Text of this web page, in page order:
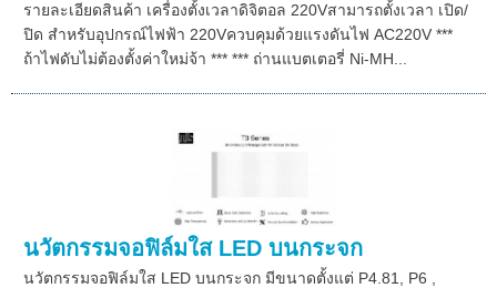
รายละเอียดสินค้า เครื่องตั้งเวลาดิจิตอล 220Vสามารถตั้งเวลา เปิด/
ปิด สำหรับอุปกรณ์ไฟฟ้า 220Vควบคุมด้วยแรงดันไฟ AC220V ***
ถ้าไฟดับไม่ต้องตั้งค่าใหม่จ้า *** *** ถ่านแบตเตอรี่ Ni-MH...
นวัตกรรมจอฟิล์มใส LED บนกระจก
นวัตกรรมจอฟิล์มใส LED บนกระจก มีขนาดตั้งแต่ P4.81, P6 ,